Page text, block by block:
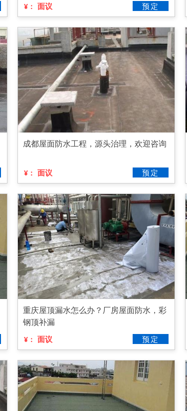
¥： 面议 预定
成都屋面防水工程，源头治理，欢迎咨询
¥： 面议 预定
重庆屋顶漏水怎么办？厂房屋面防水，彩
钢顶补漏
¥： 面议 预定